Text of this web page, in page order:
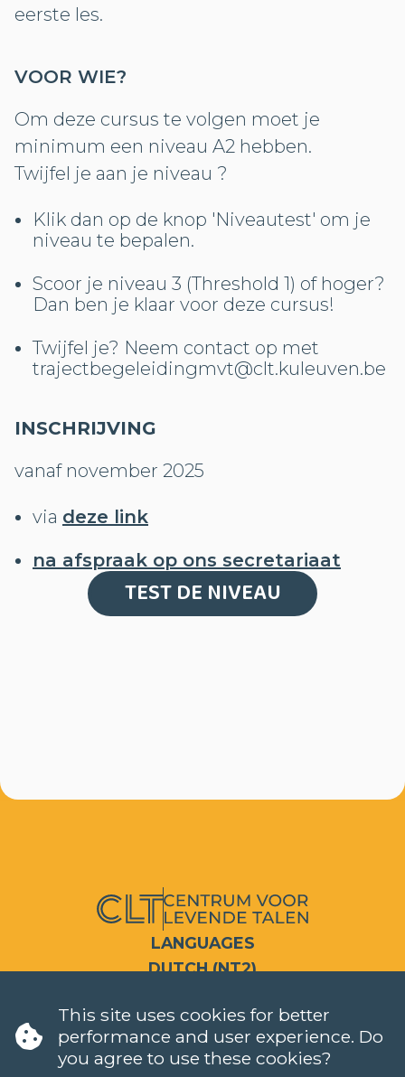
eerste les.
VOOR WIE?
Om deze cursus te volgen moet je
minimum een niveau A2 hebben.
Twijfel je aan je niveau ?
Klik dan op de knop 'Niveautest' om je
niveau te bepalen.
Scoor je niveau 3 (Threshold 1) of hoger?
Dan ben je klaar voor deze cursus!
Twijfel je? Neem contact op met
trajectbegeleidingmvt@clt.kuleuven.be
INSCHRIJVING
vanaf november 2025
via deze link
na afspraak op ons secretariaat
TEST DE NIVEAU
LANGUAGES
DUTCH (NT2)
FAQ
When do classes start?
How can I register?
This site uses cookies for better
performance and user experience. Do
you agree to use these cookies?